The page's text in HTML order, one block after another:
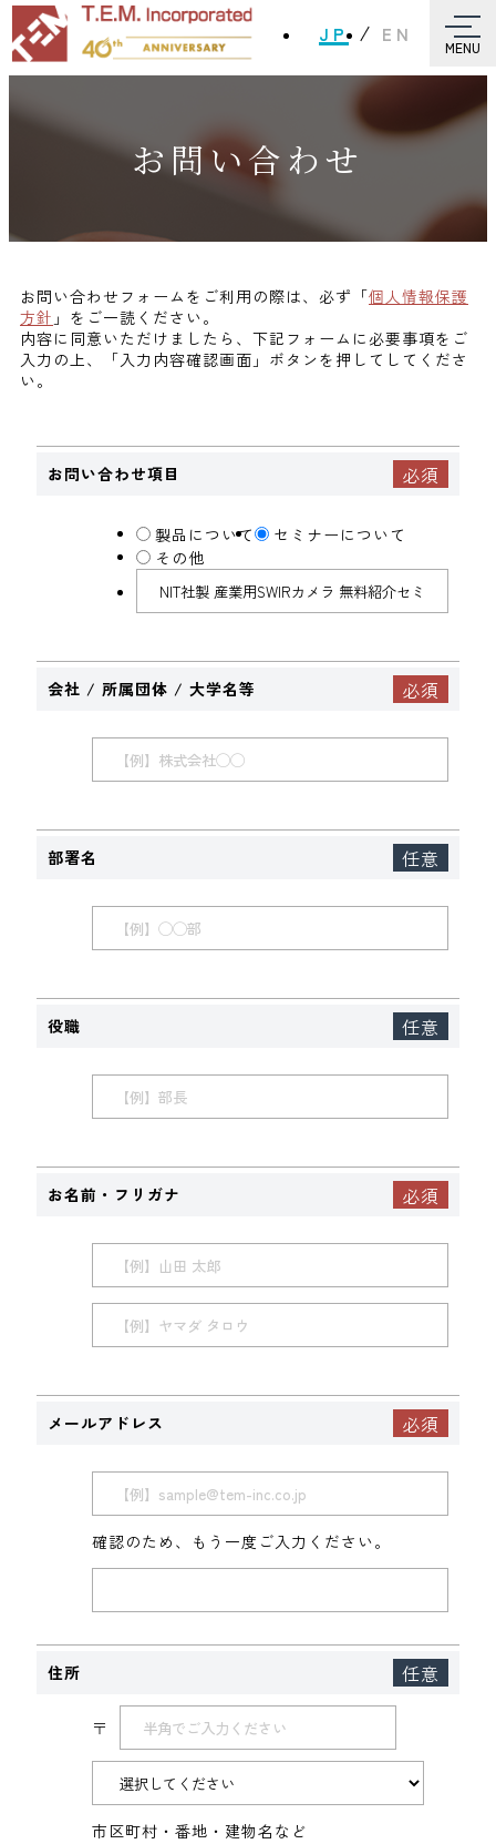
JP EN
MENU
お問い合わせ
お問い合わせフォームをご利用の際は、必ず「個人情報保護
方針 」をご一読ください。
内容に同意いただけましたら、下記フォームに必要事項をご
入力の上、「入力内容確認画面」ボタンを押してしてくださ
い。
お問い合わせ項目
製品について
セミナーについて
その他
会社 / 所属団体 / 大学名等
部署名
役職
お名前・フリガナ
メールアドレス
確認のため、もう一度ご入力ください。
住所
〒
市区町村・番地・建物名など